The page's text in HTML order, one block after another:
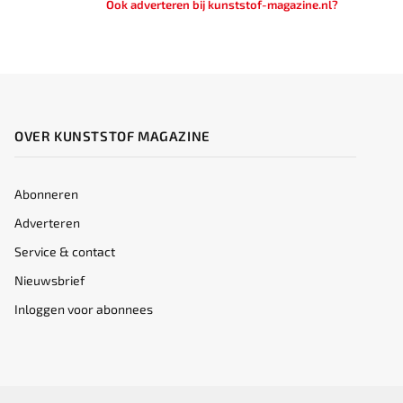
Ook adverteren bij kunststof-magazine.nl?
OVER KUNSTSTOF MAGAZINE
Abonneren
Adverteren
Service & contact
Nieuwsbrief
Inloggen voor abonnees